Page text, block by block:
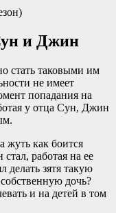
и Джин
стать таковыми им
не имеет
попадания на
у отца Сун, Джин
жуть как боится
работая на ее
делать зятя такую
дочь?
и на детей в том